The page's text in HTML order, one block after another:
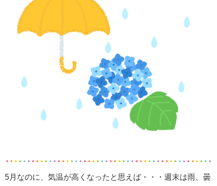
5月なのに、気温が高くなったと思えば・・・週末は雨、曇